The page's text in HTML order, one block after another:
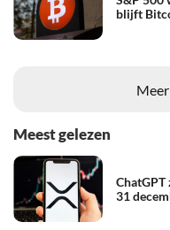
blijft
Meest gelezen
31